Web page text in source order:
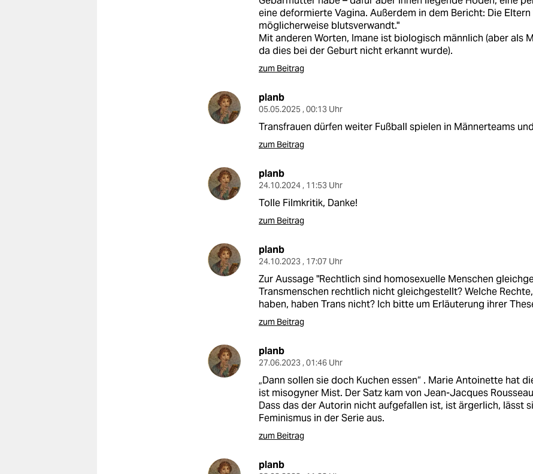
eine deformierte Vagina. Außerdem in dem Bericht: Die Eltern
möglicherweise blutsverwandt."
Mit anderen Worten, Imane ist biologisch männlich (aber als
da dies bei der Geburt nicht erkannt wurde).
zum Beitrag
planb
05.05.2025 , 00:13 Uhr
Transfrauen dürfen weiter Fußball spielen in Männerteams
zum Beitrag
planb
24.10.2024 , 11:53 Uhr
Tolle Filmkritik, Danke!
zum Beitrag
planb
24.10.2023 , 17:07 Uhr
Zur Aussage "Rechtlich sind homosexuelle Menschen
Transmenschen rechtlich nicht gleichgestellt? Welche
haben, haben Trans nicht? Ich bitte um Erläuterung ihrer
zum Beitrag
planb
27.06.2023 , 01:46 Uhr
„Dann sollen sie doch Kuchen essen“ . Marie Antoinette hat
ist misogyner Mist. Der Satz kam von Jean-Jacques
Dass das der Autorin nicht aufgefallen ist, ist ärgerlich, lässt
Feminismus in der Serie aus.
zum Beitrag
planb